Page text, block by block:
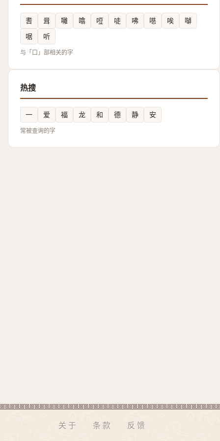
㖈 咠 囄 噏 哣 唗 咈 㘂 唉
嚹
啹
听
与「口」部相关的字
热搜
一 爱 福 龙 和 德 静 安
常被查询的字
关于 条款 反馈